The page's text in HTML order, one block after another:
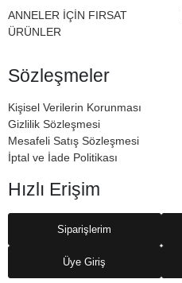
ANNELER İÇİN FIRSAT
ÜRÜNLER
Sözleşmeler
Kişisel Verilerin Korunması
Gizlilik Sözleşmesi
Mesafeli Satış Sözleşmesi
İptal ve İade Politikası
Hızlı Erişim
Siparişlerim
Üye Giriş